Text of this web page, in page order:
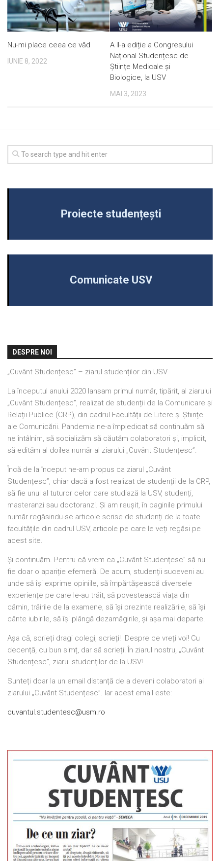
Nu-mi place ceea ce văd
IUNIE 8, 2022
A II-a ediție a Congresului
Național Studențesc de
Științe Medicale și
Biologice, la USV
MAI 3, 2023
Proiecte studențești
Comunicate USV
DESPRE NOI
„Cuvânt Studențesc” – ziarul studenților din USV
La începutul anului 2020 lansam primul număr, tipărit, al ziarului
„Cuvânt Studențesc”, realizat de studenții de la Comunicare și
Relații Publice (CRP), din cadrul Facultății de Litere și Științe
ale Comunicării. Pandemia ne-a împiedicat să continuăm să
ne întâlnim, să socializăm să căutăm colaboratori și, implicit,
să edităm al doilea număr al ziarului „Cuvânt Studențesc”.
Încă de la început ne-am propus ca ziarul „Cuvânt
Studențesc”, chiar dacă a fost realizat de studenții de la CRP,
să fie unul al tuturor celor care studiază la USV, studenți,
masteranzi sau doctoranzi. Și am reușit, în paginile primului
număr regăsindu-se articole scrise de studenți de la toate
facultățile din cadrul USV, articole pe care le veți regăsi pe
acest site.
Și continuăm. Pentru că vrem ca „Cuvânt Studențesc” să nu
fie doar o apariție efemeră. De acum, studenții suceveni au
unde să își exprime opiniile, să împărtășească diversele
experiențe pe care le-au trăit, să povestească viața din
cămin, trăirile de la examene, să își prezinte realizările, să își
cânte iubirile, să își plângă dezamăgirile, și așa mai departe.
Așa că, scrieți dragi colegi, scrieți! Despre ce vreți voi! Cu
decență, cu bun simț, dar să scrieți! În ziarul nostru, „Cuvânt
Studențesc”, ziarul studenților de la USV!
Sunteți doar la un email distanță de a deveni colaboratori ai
ziarului „Cuvânt Studențesc”. Iar acest email este:
cuvantul.studentesc@usm.ro